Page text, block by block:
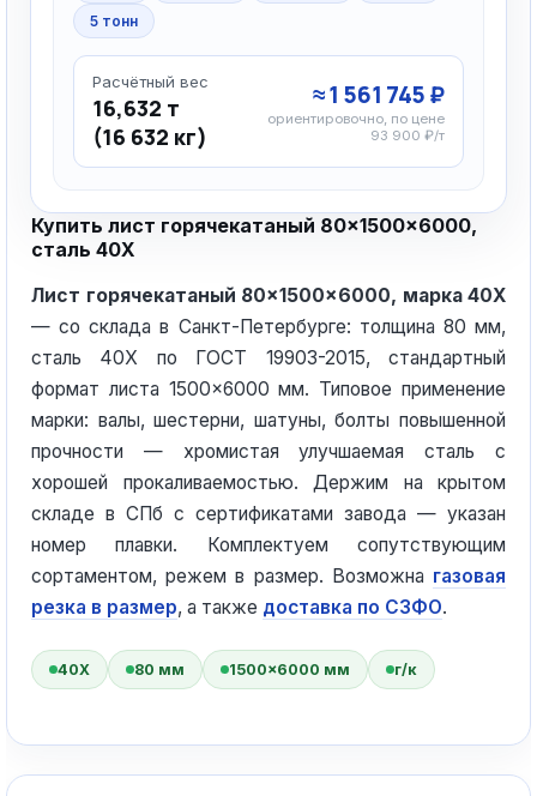
5 тонн
Расчётный вес
16,632 т
(16 632 кг)
≈ 1 561 745 ₽
ориентировочно, по цене
93 900 ₽/т
Купить лист горячекатаный 80×1500×6000,
сталь 40Х
Лист горячекатаный 80×1500×6000, марка 40Х
— со склада в Санкт-Петербурге: толщина 80 мм,
сталь 40Х по ГОСТ 19903-2015, стандартный
формат листа 1500×6000 мм. Типовое применение
марки: валы, шестерни, шатуны, болты повышенной
прочности — хромистая улучшаемая сталь с
хорошей прокаливаемостью. Держим на крытом
складе в СПб с сертификатами завода — указан
номер плавки. Комплектуем сопутствующим
сортаментом, режем в размер. Возможна газовая
резка в размер, а также доставка по СЗФО.
40Х 80 мм 1500×6000 мм г/к